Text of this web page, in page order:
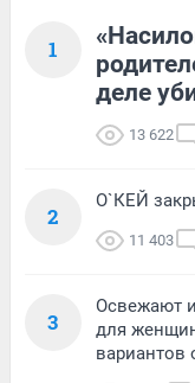
1
деле
13 622
2
О`КЕЙ
11 403
3
Освежают
для
вариантов